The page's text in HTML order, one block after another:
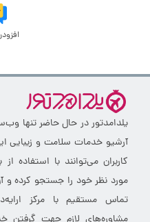
یلدامدتور در حال حاضر تنها
آرشیو خدمات سلامت و زیبایی
کاربران می‌توانند با استفاده
مورد نظر خود را جستجو کرده و
تماس مستقیم با مرکز